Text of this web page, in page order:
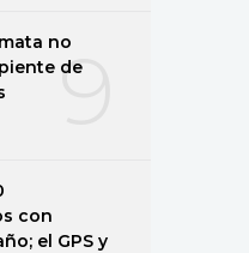
9
no
de
con
el GPS y